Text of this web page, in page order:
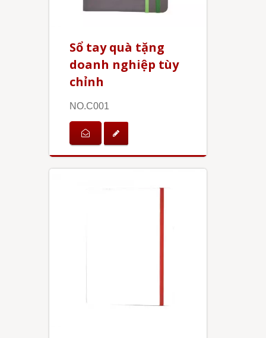
Sổ tay quà tặng
doanh nghiệp tùy
chỉnh
NO.C001